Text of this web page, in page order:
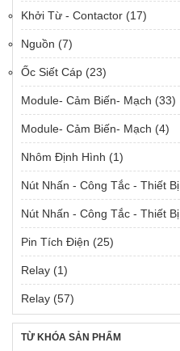
Khởi Từ - Contactor (17)
Nguồn (7)
Ốc Siết Cáp (23)
Module- Cảm Biến- Mạch (33)
Module- Cảm Biến- Mạch (4)
Nhôm Định Hình (1)
Nút Nhấn - Công Tắc - Thiết Bị
Nút Nhấn - Công Tắc - Thiết Bị
Pin Tích Điện (25)
Relay (1)
Relay (57)
TỪ KHÓA SẢN PHẨM